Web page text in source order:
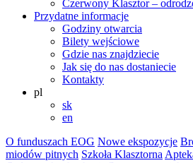
Czerwony Klasztor –
Przydatne informacje
Godziny otwarcia
Bilety wejściowe
Gdzie nas znajdziecie
Jak się do nas dostaniecie
Kontakty
pl
sk
en
O funduszach EOG Nowe ekspozycje
miodów pitnych Szkoła Klasztorna